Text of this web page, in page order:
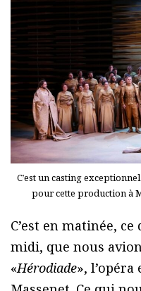
C’est un casting
pour cette production à
C’est en matinée,
midi, que nous
«Hérodiade», l’opéra